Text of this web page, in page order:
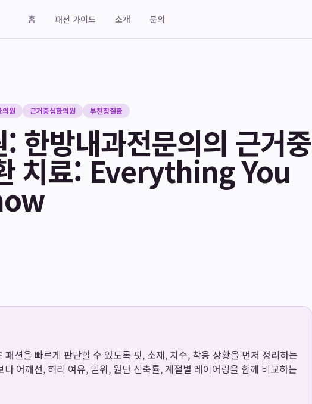
홈 패션 가이드 소개 문의
의원 근거중심한의원 부천장질환
한방내과전문의의 근거중
치료: Everything You
션을 빠르게 판단할 수 있도록 핏, 소재, 치수, 착용 상황을 먼저 정리하는
어깨선, 허리 여유, 밑위, 원단 신축률, 계절별 레이어링을 함께 비교하는